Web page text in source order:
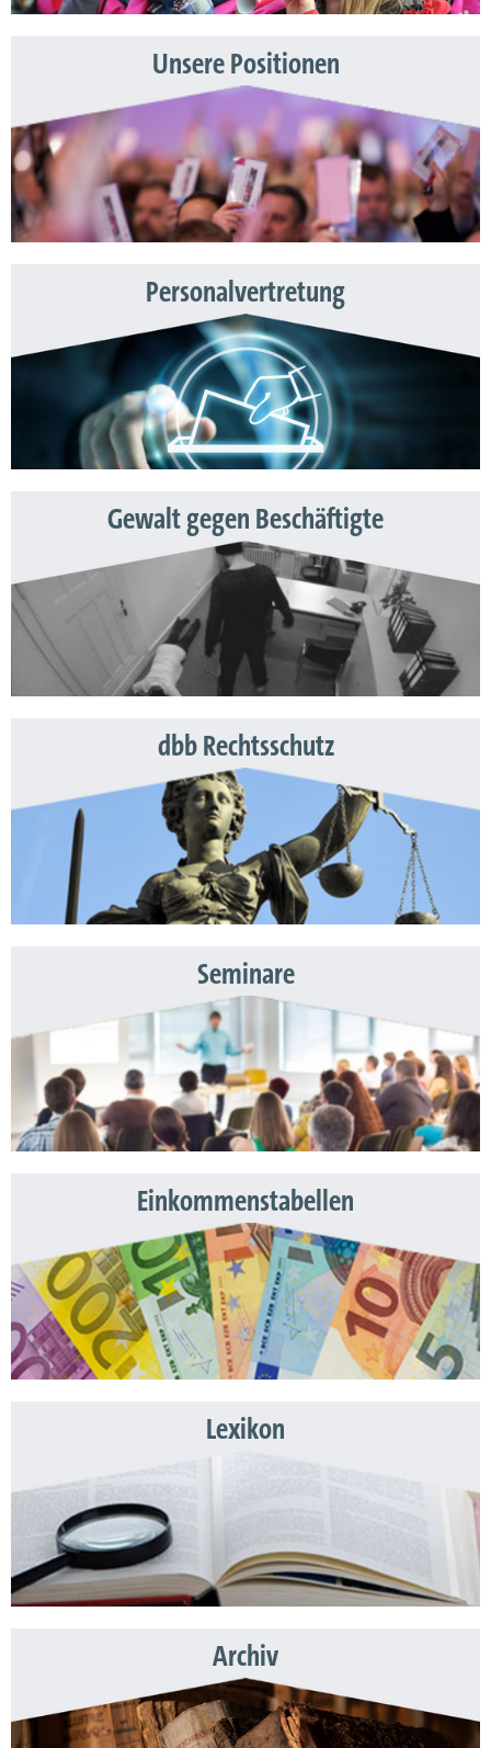
Unsere Positionen
Personalvertretung
Gewalt gegen Beschäftigte
dbb Rechtsschutz
Seminare
Einkommenstabellen
Lexikon
Archiv